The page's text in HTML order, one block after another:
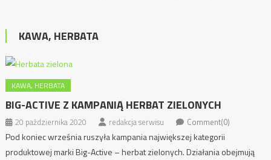
KAWA, HERBATA
KAWA, HERBATA
BIG-ACTIVE Z KAMPANIĄ HERBAT ZIELONYCH
20 października 2020 redakcja serwisu Comment(0)
Pod koniec września ruszyła kampania największej kategorii
produktowej marki Big-Active – herbat zielonych. Działania obejmują